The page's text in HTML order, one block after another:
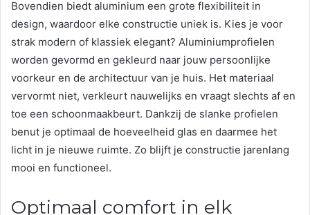
Bovendien biedt aluminium een grote flexibiliteit in
design, waardoor elke constructie uniek is. Kies je voor
strak modern of klassiek elegant? Aluminiumprofielen
worden gevormd en gekleurd naar jouw persoonlijke
voorkeur en de architectuur van je huis. Het materiaal
vervormt niet, verkleurt nauwelijks en vraagt slechts af en
toe een schoonmaakbeurt. Dankzij de slanke profielen
benut je optimaal de hoeveelheid glas en daarmee het
licht in je nieuwe ruimte. Zo blijft je constructie jarenlang
mooi en functioneel.
Optimaal comfort in elk